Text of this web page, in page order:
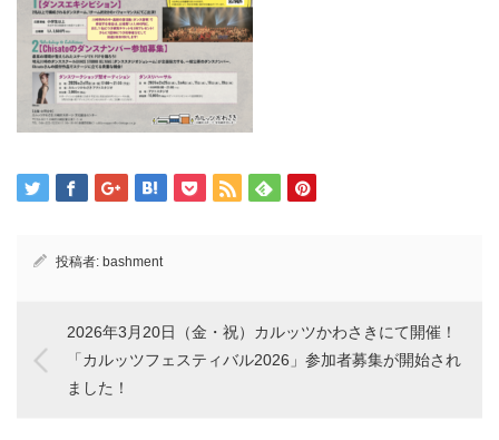
投稿者: bashment
2026年3月20日（金・祝）カルッツかわさきにて開催！
「カルッツフェスティバル2026」参加者募集が開始され
ました！